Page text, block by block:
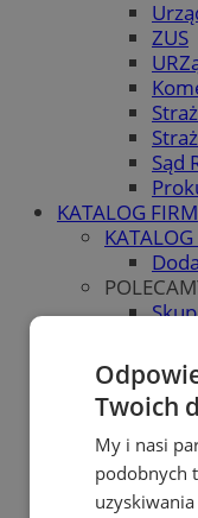
ZUS
Sąd
KATALOG FIRM
OGŁOSZENIA
Twoich
My i nasi
podobnych